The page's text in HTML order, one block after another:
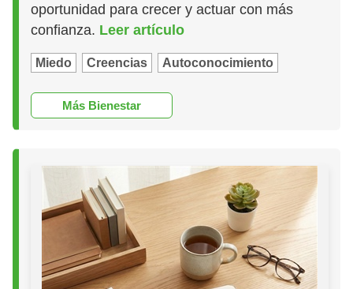
oportunidad para crecer y actuar con más
confianza. Leer artículo
Miedo Creencias Autoconocimiento
Más Bienestar